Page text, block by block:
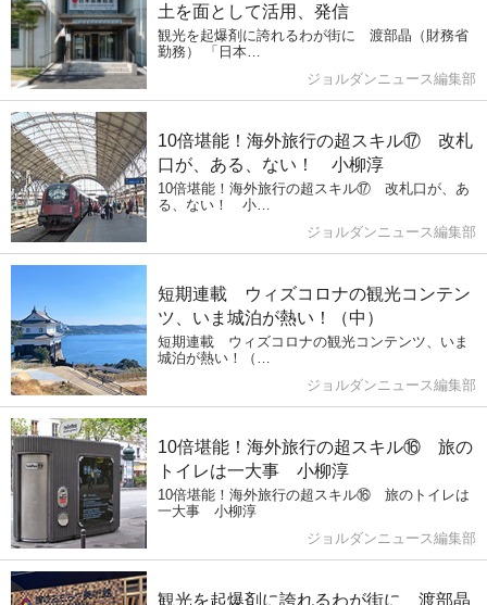
土を面として活用、発信
観光を起爆剤に誇れるわが街に 渡部晶（財務省
勤務） 「日本…
ジョルダンニュース編集部
10倍堪能！海外旅行の超スキル⑰ 改札
口が、ある、ない！ 小柳淳
10倍堪能！海外旅行の超スキル⑰ 改札口が、あ
る、ない！ 小…
ジョルダンニュース編集部
短期連載 ウィズコロナの観光コンテン
ツ、いま城泊が熱い！（中）
短期連載 ウィズコロナの観光コンテンツ、いま
城泊が熱い！（…
ジョルダンニュース編集部
10倍堪能！海外旅行の超スキル⑯ 旅の
トイレは一大事 小柳淳
10倍堪能！海外旅行の超スキル⑯ 旅のトイレは
一大事 小柳淳
ジョルダンニュース編集部
観光を起爆剤に誇れるわが街に 渡部晶